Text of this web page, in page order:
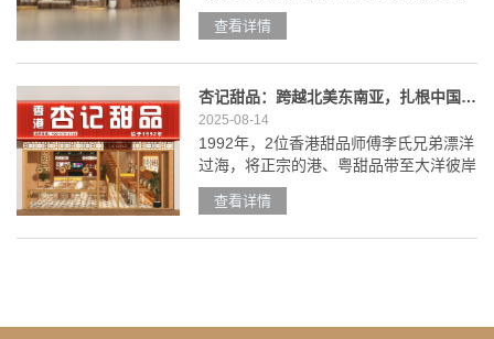
正迎来 “从有品类到树品牌”的新机遇。港
式甜品便是典型代表：过去多以街边茶
跨区域复制。 而香港杏记甜品，作为始
于1992年的港式甜品老字号，正以标准
化升级、
查看详情
杏记甜品：跨越北美东南亚，扎根中国大陆
2025-08-14
1992年，2位香港甜品师傅李氏兄弟漂洋
过海，将正宗的港、粤甜品带至大洋彼岸
的纽约唐人街，创立下了如今遍布中国大
陆、香港、澳门及东南亚地区的新加坡、
查看详情